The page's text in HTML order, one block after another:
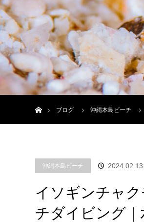
ブログ
沖縄本島ビーチ
沖縄本島ビーチ 2024.02.13
イソギンチャ
チダイビング｜